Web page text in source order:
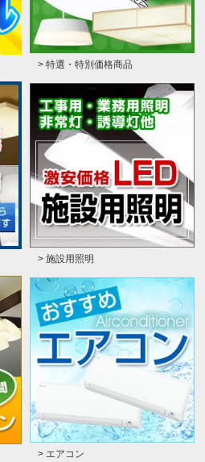
> 特選・特別価格商品
> 施設用照明
> エアコン